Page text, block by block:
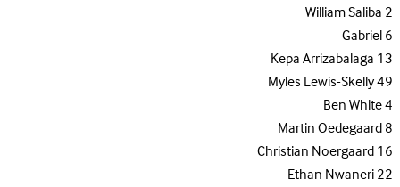
2
William Saliba
6
Gabriel
13
Kepa Arrizabalaga
49
Myles Lewis-Skelly
4
Ben White
8
Martin Oedegaard
16
Christian Noergaard
22
Ethan Nwaneri